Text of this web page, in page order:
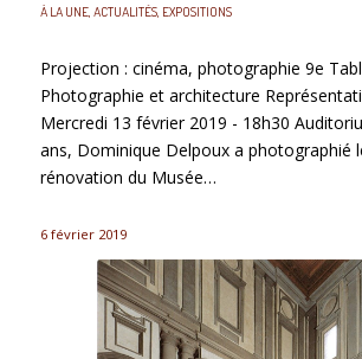
À LA UNE, ACTUALITÉS, EXPOSITIONS
Projection : cinéma, photographie 9e
Photographie et architecture
Mercredi 13 février 2019 - 18h30
ans, Dominique Delpoux a photographié
rénovation du Musée…
6 février 2019